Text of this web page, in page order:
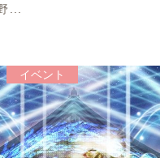
...
イベント